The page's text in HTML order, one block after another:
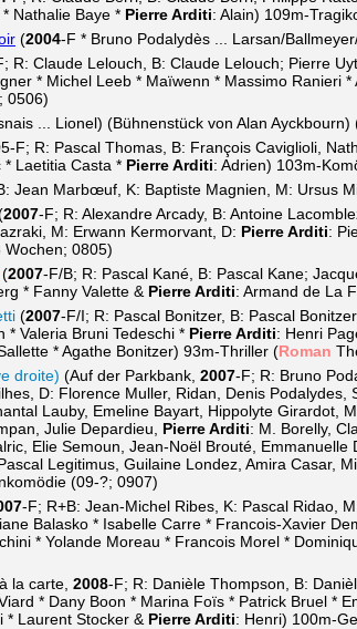
Nathalie Baye * Pierre Arditi: Alain) 109m-
(2004-F * Bruno Podalydès ... Larsan/
R: Claude Lelouch, B: Claude Lelouch; Pierre
* Michel Leeb * Maïwenn * Massimo Ranieri
0506)
... Lionel) (Bühnenstück von Alan Ayckbourn)
F; R: Pascal Thomas, B: François Caviglioli,
* Laetitia Casta * Pierre Arditi: Adrien) 103m-
Jean Marbœuf, K: Baptiste Magnien, M: Ursus
2007-F; R: Alexandre Arcady, B: Antoine
M: Erwann Kermorvant, D: Pierre Arditi:
Wochen; 0805)
(2007-F/B; R: Pascal Kané, B: Pascal Kane;
* Fanny Valette & Pierre Arditi: Armand de La
(2007-F/I; R: Pascal Bonitzer, B: Pascal
* Valeria Bruni Tedeschi * Pierre Arditi: Henri
* Agathe Bonitzer) 93m-Thriller (Roman
droite) (Auf der Parkbank, 2007-F; R: Bruno
D: Florence Muller, Ridan, Denis
Lauby, Emeline Bayart, Hippolyte Girardot,
Julie Depardieu, Pierre Arditi: M. Borelly,
Elie Semoun, Jean-Noël Brouté,
Legitimus, Guilaine Londez, Amira Casar,
(09-?; 0907)
-F; R+B: Jean-Michel Ribes, K: Pascal Ridao,
Balasko * Isabelle Carre * Francois-Xavier
* Yolande Moreau * Francois Morel *
la carte, 2008-F; R: Danièle Thompson, B:
* Dany Boon * Marina Foïs * Patrick Bruel *
* Laurent Stocker & Pierre Arditi: Henri) 100m-